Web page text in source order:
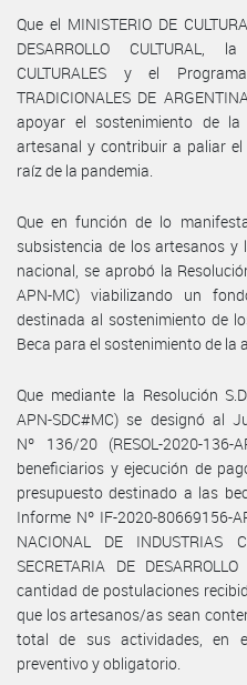
Que el MINISTERIO DE
DESARROLLO CULTURAL,
CULTURALES y el
TRADICIONALES DE
apoyar el sostenimiento de
artesanal y contribuir a paliar
raíz de la pandemia.
Que en función de lo
subsistencia de los artesanos
nacional, se aprobó la
APN-MC) viabilizando un
destinada al sostenimiento de
Beca para el sostenimiento de la
Que mediante la Resolución
APN-SDC#MC) se designó al
Nº 136/20 (RESOL-2020-
beneficiarios y ejecución de
presupuesto destinado a las
Informe Nº IF-2020-80669156-
NACIONAL DE INDUSTRIAS
SECRETARIA DE
cantidad de postulaciones
que los artesanos/as sean
total de sus actividades, en
preventivo y obligatorio.